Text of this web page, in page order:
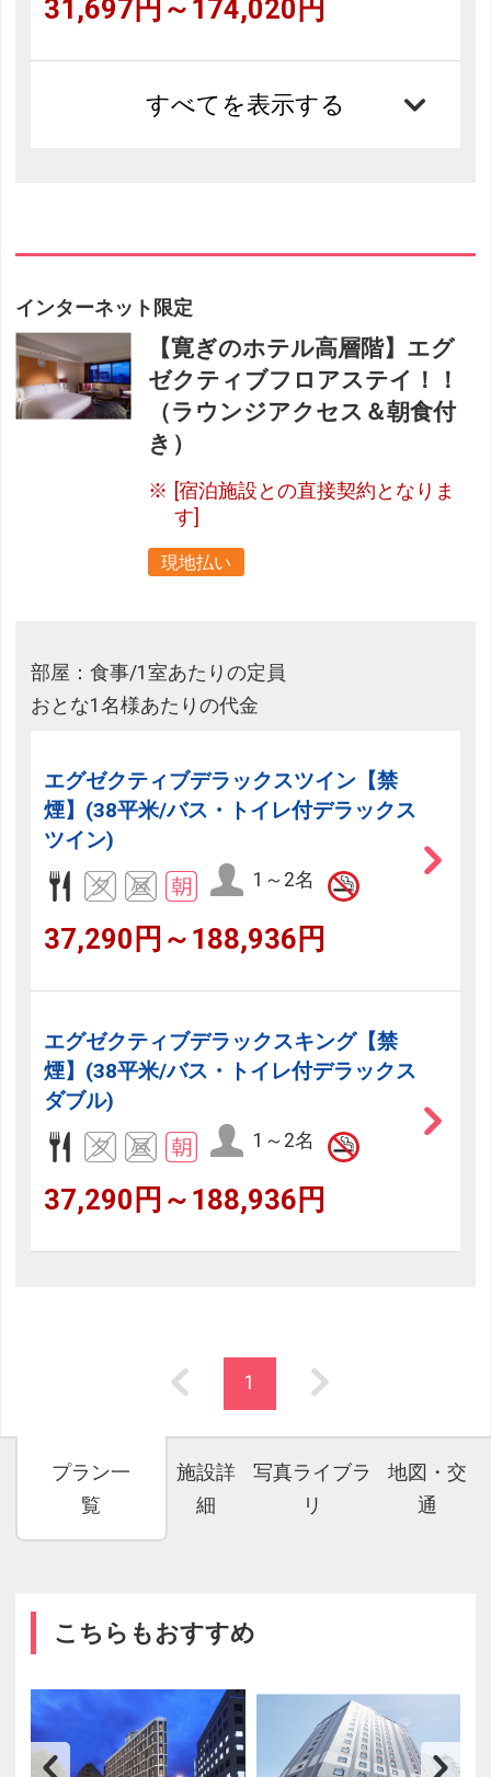
31,697円～174,020円
すべてを表示する
インターネット限定
【寛ぎのホテル高層階】エグ
ゼクティブフロアステイ！！
（ラウンジアクセス＆朝食付
き）
[宿泊施設との直接契約となりま
す]
現地払い
部屋：食事/1室あたりの定員
おとな1名様あたりの代金
エグゼクティブデラックスツイン【禁
煙】(38平米/バス・トイレ付デラックス
ツイン)
1～2名
37,290円～188,936円
エグゼクティブデラックスキング【禁
煙】(38平米/バス・トイレ付デラックス
ダブル)
1～2名
37,290円～188,936円
1
プラン一
覧
施設詳
細
写真ライブラ
リ
地図・交
通
こちらもおすすめ